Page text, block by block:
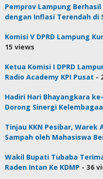
Pemprov Lampung
dengan Inflasi Terendah di
Komisi V DPRD Lampung
15 views
Ketua Komisi I DPRD
Radio Academy KPI Pusat -
Hadiri Hari Bhayangkara
Dorong Sinergi
Tinjau KKN Pesibar,
Sampah oleh Mahasiswa
Wakil Bupati Tubaba
Raden Intan Ke KDMP - 36